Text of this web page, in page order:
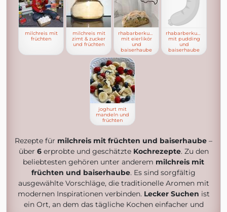
milchreis mit
früchten
milchreis mit
zimt & zucker
und früchten
rhabarberkuchen
mit eierlikör
und
baiserhaube
rhabarberkuchen
mit pudding
und
baiserhaube
joghurt mit
mandeln und
früchten
Rezepte für milchreis mit früchten und baiserhaube –
über 6erprobte und geschätzte Kochrezepte. Zu den
beliebtesten gehören unter anderem milchreis mit
früchten und baiserhaube. Es sind sorgfältig
ausgewählte Vorschläge, die traditionelle Aromen mit
modernen Inspirationen verbinden. Lecker Suchen ist
ein Ort, an dem das tägliche Kochen einfacher und